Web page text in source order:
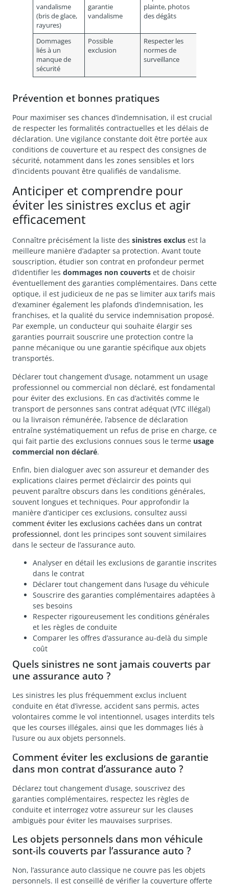
vandalisme
(bris de glace,
rayures)
garantie
vandalisme
plainte, photos
des dégâts
Dommages
liés à un
manque de
sécurité
Possible
exclusion
Respecter les
normes de
surveillance
Prévention et bonnes pratiques
Pour maximiser ses chances d’indemnisation, il est crucial
de respecter les formalités contractuelles et les délais de
déclaration. Une vigilance constante doit être portée aux
conditions de couverture et au respect des consignes de
sécurité, notamment dans les zones sensibles et lors
d’incidents pouvant être qualifiés de vandalisme.
Anticiper et comprendre pour
éviter les sinistres exclus et agir
efficacement
Connaître précisément la liste des sinistres exclus est la
meilleure manière d’adapter sa protection. Avant toute
souscription, étudier son contrat en profondeur permet
d’identifier les dommages non couverts et de choisir
éventuellement des garanties complémentaires. Dans cette
optique, il est judicieux de ne pas se limiter aux tarifs mais
d’examiner également les plafonds d’indemnisation, les
franchises, et la qualité du service indemnisation proposé.
Par exemple, un conducteur qui souhaite élargir ses
garanties pourrait souscrire une protection contre la
panne mécanique ou une garantie spécifique aux objets
transportés.
Déclarer tout changement d’usage, notamment un usage
professionnel ou commercial non déclaré, est fondamental
pour éviter des exclusions. En cas d’activités comme le
transport de personnes sans contrat adéquat (VTC illégal)
ou la livraison rémunérée, l’absence de déclaration
entraîne systématiquement un refus de prise en charge, ce
qui fait partie des exclusions connues sous le terme usage
commercial non déclaré.
Enfin, bien dialoguer avec son assureur et demander des
explications claires permet d’éclaircir des points qui
peuvent paraître obscurs dans les conditions générales,
souvent longues et techniques. Pour approfondir la
manière d’anticiper ces exclusions, consultez aussi
comment éviter les exclusions cachées dans un contrat
professionnel, dont les principes sont souvent similaires
dans le secteur de l’assurance auto.
Analyser en détail les exclusions de garantie inscrites
dans le contrat
Déclarer tout changement dans l’usage du véhicule
Souscrire des garanties complémentaires adaptées à
ses besoins
Respecter rigoureusement les conditions générales
et les règles de conduite
Comparer les offres d’assurance au-delà du simple
coût
Quels sinistres ne sont jamais couverts par
une assurance auto ?
Les sinistres les plus fréquemment exclus incluent
conduite en état d’ivresse, accident sans permis, actes
volontaires comme le vol intentionnel, usages interdits tels
que les courses illégales, ainsi que les dommages liés à
l’usure ou aux objets personnels.
Comment éviter les exclusions de garantie
dans mon contrat d’assurance auto ?
Déclarez tout changement d’usage, souscrivez des
garanties complémentaires, respectez les règles de
conduite et interrogez votre assureur sur les clauses
ambiguës pour éviter les mauvaises surprises.
Les objets personnels dans mon véhicule
sont-ils couverts par l’assurance auto ?
Non, l’assurance auto classique ne couvre pas les objets
personnels. Il est conseillé de vérifier la couverture offerte